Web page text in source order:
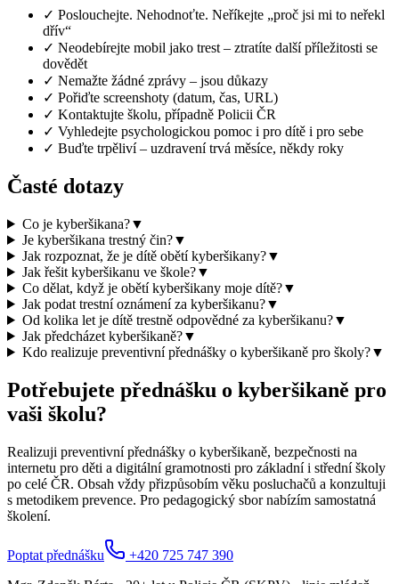
✓ Poslouchejte. Nehodnoťte. Neříkejte „proč jsi mi to neřekl
dřív“
✓ Neodebírejte mobil jako trest – ztratíte další příležitosti se
dovědět
✓ Nemažte žádné zprávy – jsou důkazy
✓ Pořiďte screenshoty (datum, čas, URL)
✓ Kontaktujte školu, případně Policii ČR
✓ Vyhledejte psychologickou pomoc i pro dítě i pro sebe
✓ Buďte trpěliví – uzdravení trvá měsíce, někdy roky
Časté dotazy
Co je kyberšikana?▼
Je kyberšikana trestný čin?▼
Jak rozpoznat, že je dítě obětí kyberšikany?▼
Jak řešit kyberšikanu ve škole?▼
Co dělat, když je obětí kyberšikany moje dítě?▼
Jak podat trestní oznámení za kyberšikanu?▼
Od kolika let je dítě trestně odpovědné za kyberšikanu?▼
Jak předcházet kyberšikaně?▼
Kdo realizuje preventivní přednášky o kyberšikaně pro školy?▼
Potřebujete přednášku o kyberšikaně pro
vaši školu?
Realizuji preventivní přednášky o kyberšikaně, bezpečnosti na
internetu pro děti a digitální gramotnosti pro základní i střední školy
po celé ČR. Obsah vždy přizpůsobím věku posluchačů a konzultuji
s metodikem prevence. Pro pedagogický sbor nabízím samostatná
školení.
Poptat přednášku
+420 725 747 390